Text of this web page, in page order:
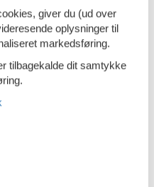
giver du (ud over
oplysninger til
markedsføring.
tilbagekalde dit samtykke